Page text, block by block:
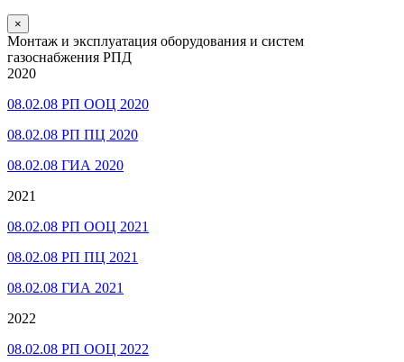
×
Монтаж и эксплуатация оборудования и систем
газоснабжения РПД
2020
08.02.08 РП ООЦ 2020
08.02.08 РП ПЦ 2020
08.02.08 ГИА 2020
2021
08.02.08 РП ООЦ 2021
08.02.08 РП ПЦ 2021
08.02.08 ГИА 2021
2022
08.02.08 РП ООЦ 2022